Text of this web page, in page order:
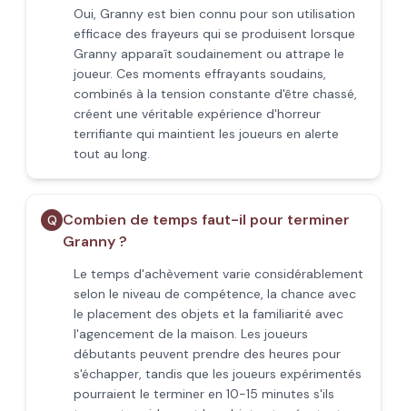
Oui, Granny est bien connu pour son utilisation
efficace des frayeurs qui se produisent lorsque
Granny apparaît soudainement ou attrape le
joueur. Ces moments effrayants soudains,
combinés à la tension constante d'être chassé,
créent une véritable expérience d'horreur
terrifiante qui maintient les joueurs en alerte
tout au long.
Q Combien de temps faut-il pour terminer
Granny ?
Le temps d'achèvement varie considérablement
selon le niveau de compétence, la chance avec
le placement des objets et la familiarité avec
l'agencement de la maison. Les joueurs
débutants peuvent prendre des heures pour
s'échapper, tandis que les joueurs expérimentés
pourraient le terminer en 10-15 minutes s'ils